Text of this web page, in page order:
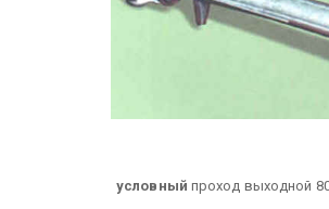
условный проход выходной